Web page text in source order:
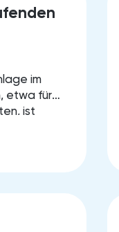
im
etwa für
ist